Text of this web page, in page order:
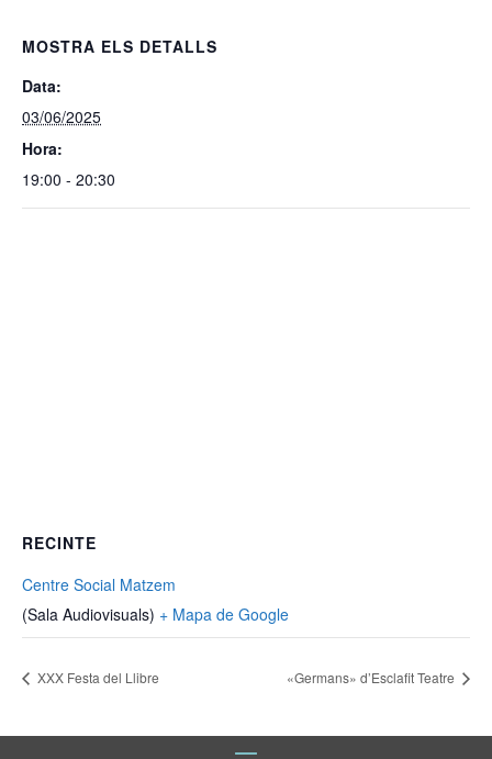
MOSTRA ELS DETALLS
Data:
03/06/2025
Hora:
19:00 - 20:30
RECINTE
Centre Social Matzem
(Sala Audiovisuals) + Mapa de Google
XXX Festa del Llibre «Germans» d’Esclafit Teatre